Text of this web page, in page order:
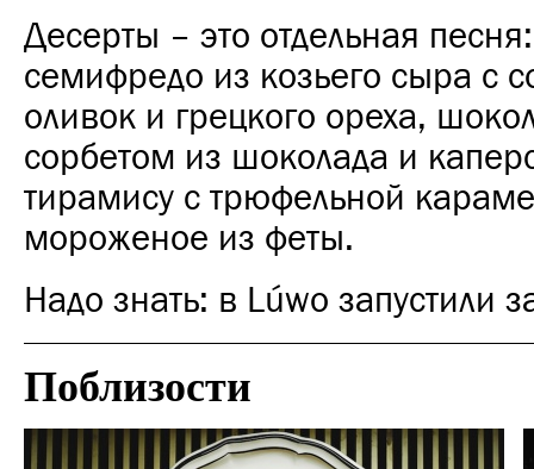
Десерты – это отдельная
семифредо из козьего сыра с
оливок и грецкого ореха,
сорбетом из шоколада и
тирамису с трюфельной
мороженое из феты.
Надо знать: в Lúwo запустили
Поблизости